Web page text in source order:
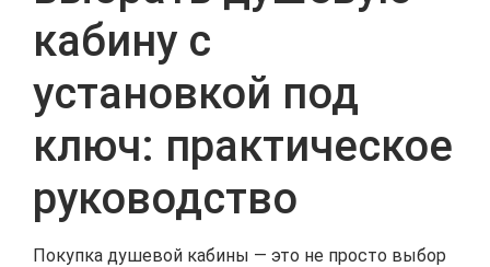
кабину с
установкой под
ключ: практическое
руководство
Покупка душевой кабины — это не просто выбор